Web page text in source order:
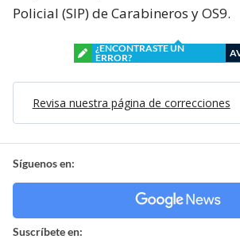
Policial (SIP) de Carabineros y OS9.
¿ENCONTRASTE UN
ERROR?
Revisa nuestra página de correcciones
Síguenos en:
Suscríbete en: